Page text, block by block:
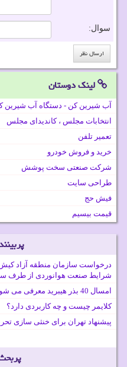
سوال:
لینک دوستان
آب شیرین کن - دستگاه آب شیرین
انتخابات مجلس ، کاندیدای مجلس
تعمیر تلفن
خرید و فروش خودرو
شرکت صنعتی سخت پوشش
طراحی سایت
فیش حج
قیمت بیسیم
درخواست سازمان منطقه آزاد
شرایط صنعت هوانوردی از طرف
امسال 40 بذر هیبرید معرفی می شود
کلایمر چیست و چه کاربردی دارد؟
پیشنهاد تهران برای خنثی سازی